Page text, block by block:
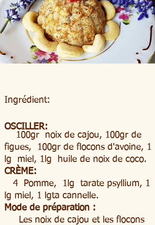
Ingrédient:
OSCILLER:
100gr
noix de cajou, 100gr de
figues,
100gr de flocons d'avoine, 1
lg
miel, 1lg
huile de noix de coco.
CRÈME:
4
Pomme, 1lg
tarate psyllium, 1
lg miel, 1 lgta cannelle.
Mode de préparation :
Les noix de cajou et les flocons